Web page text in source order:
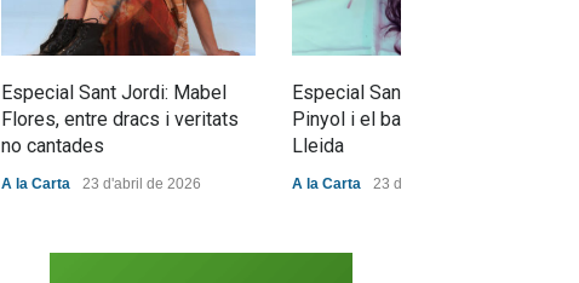
Novetats musicals
31 de maig de 2026
Especial Sant Jordi: Mabel
Flores, entre dracs i veritats
no cantades
A la Carta 23 d'abril de 2026
Especial Sant Jordi: L'Abril
Pinyol i el batec cultural de
Lleida
A la Carta 23 d'abril de 2026